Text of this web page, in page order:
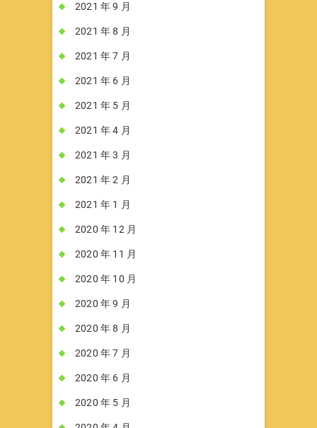
2021 年 9 月
2021 年 8 月
2021 年 7 月
2021 年 6 月
2021 年 5 月
2021 年 4 月
2021 年 3 月
2021 年 2 月
2021 年 1 月
2020 年 12 月
2020 年 11 月
2020 年 10 月
2020 年 9 月
2020 年 8 月
2020 年 7 月
2020 年 6 月
2020 年 5 月